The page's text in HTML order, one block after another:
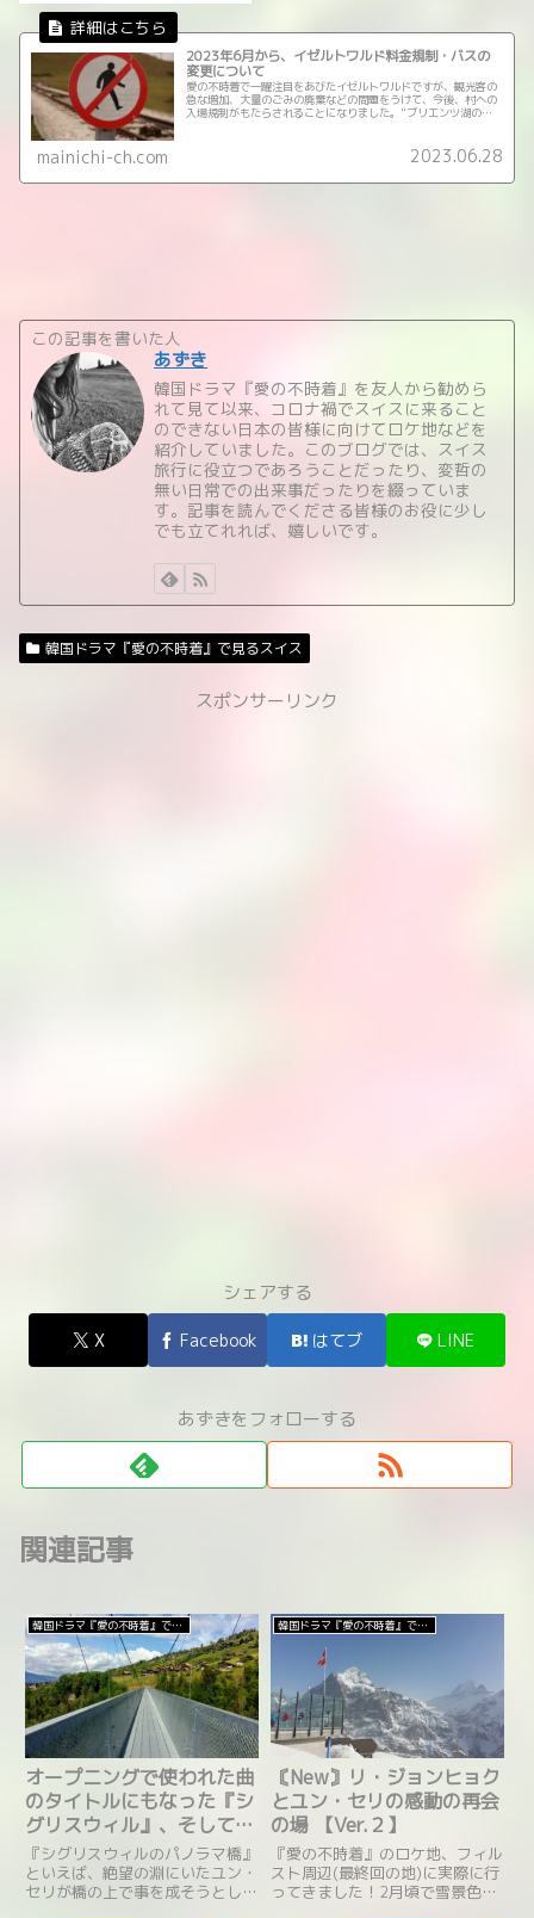
2023年6月から、イゼルトワルド料金規制・バスの
変更について
愛の不時着で一躍注目をあびたイゼルトワルドですが、観光客の
急な増加、大量のごみの廃棄などの問題をうけて、今後、村への
入場規制がもたらされることになりました。"ブリエンツ湖の真
mainichi-ch.com 2023.06.28
この記事を書いた人
あずき
韓国ドラマ『愛の不時着』を友人から勧めら
れて見て以来、コロナ禍でスイスに来ること
のできない日本の皆様に向けてロケ地などを
紹介していました。このブログでは、スイス
旅行に役立つであろうことだったり、変哲の
無い日常での出来事だったりを綴っていま
す。記事を読んでくださる皆様のお役に少し
でも立てれれば、嬉しいです。
韓国ドラマ『愛の不時着』で見るスイス
スポンサーリンク
シェアする
X Facebook はてブ LINE
あずきをフォローする
関連記事
韓国ドラマ『愛の不時着』で見るスイス
オープニングで使われた曲
のタイトルにもなった『シ
グリスウィル』、そしてパ
ノラマ橋から見える景色と
は?
『シグリスウィルのパノラマ橋』
といえば、絶望の淵にいたユン・
セリが橋の上で事を成そうとして
韓国ドラマ『愛の不時着』で見るスイス
〘New〙リ・ジョンヒョク
とユン・セリの感動の再会
の場 【Ver.２】
『愛の不時着』のロケ地、フィル
スト周辺(最終回の地)に実際に行
ってきました！2月頃で雪景色の